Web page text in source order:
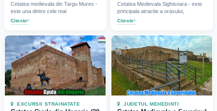
Cetatea medievala din Targu Mures -
este una dintre cele mai
Citeste
Cetatea Medievala Sighisoara - este
principala atractie a orasului,
Citeste
EXCURSII STRAINATATE JUDETUL MEHEDINTI